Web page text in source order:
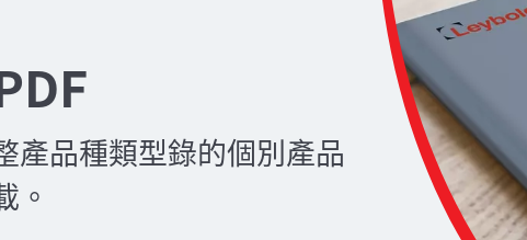
產品種類型錄的個別產品
。